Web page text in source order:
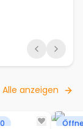
Alle anzeigen